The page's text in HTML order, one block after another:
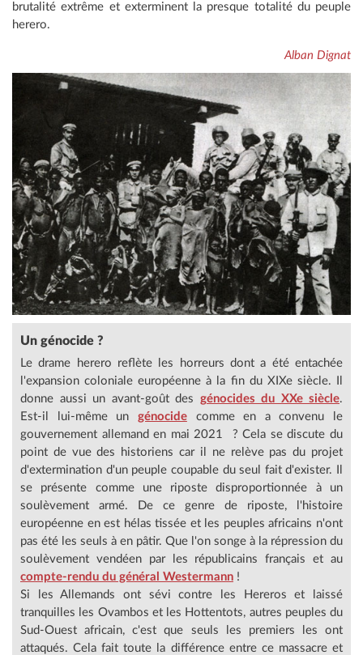
brutalité extrême et exterminent la presque totalité du peuple
herero.
Alban Dignat
Un génocide ?
Le drame herero reflète les horreurs dont a été entachée
l'expansion coloniale européenne à la fin du XIXe siècle. Il
donne aussi un avant-goût des génocides du XXe siècle.
Est-il lui-même un génocidecomme en a convenu le
gouvernement allemand en mai 2021 ? Cela se discute du
point de vue des historiens car il ne relève pas du projet
d'extermination d'un peuple coupable du seul fait d'exister. Il
se présente comme une riposte disproportionnée à un
soulèvement armé. De ce genre de riposte, l'histoire
européenne en est hélas tissée et les peuples africains n'ont
pas été les seuls à en pâtir. Que l'on songe à la répression du
soulèvement vendéen par les républicains français et au
compte-rendu du général Westermann !
Si les Allemands ont sévi contre les Hereros et laissé
tranquilles les Ovambos et les Hottentots, autres peuples du
Sud-Ouest africain, c'est que seuls les premiers les ont
attaqués. Cela fait toute la différence entre ce massacre et